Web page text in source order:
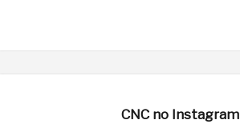
CNC no Instagram